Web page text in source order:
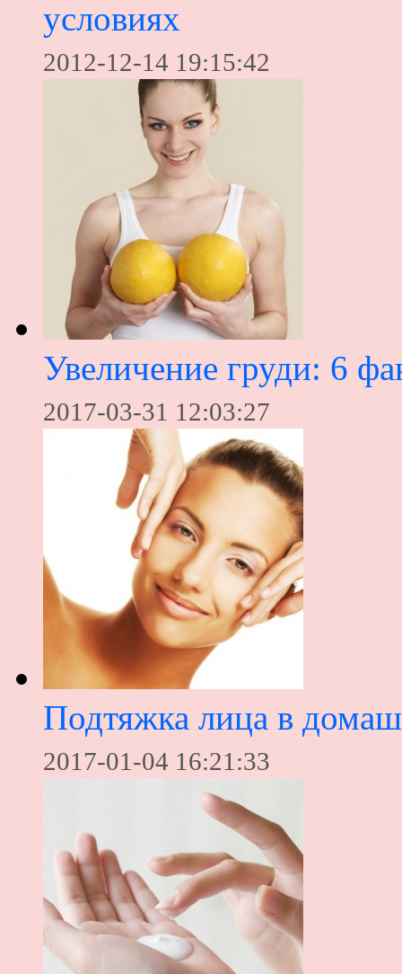
условиях
2012-12-14 19:15:42
Увеличение груди: 6
2017-03-31 12:03:27
Подтяжка лица в
2017-01-04 16:21:33